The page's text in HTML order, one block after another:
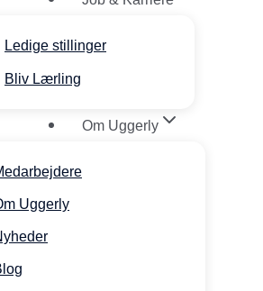
Ledige stillinger
Bliv Lærling
Om Uggerly
Uggerly